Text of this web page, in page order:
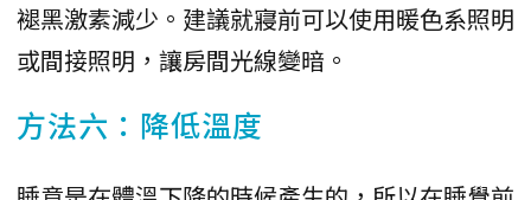
褪黑激素減少。建議就寢前可以使用暖色系照明
或間接照明，讓房間光線變暗。
方法六：降低溫度